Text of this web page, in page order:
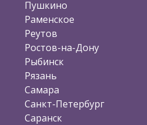
Пушкино
Раменское
Реутов
Ростов-на-Дону
Рыбинск
Рязань
Самара
Санкт-Петербург
Саранск